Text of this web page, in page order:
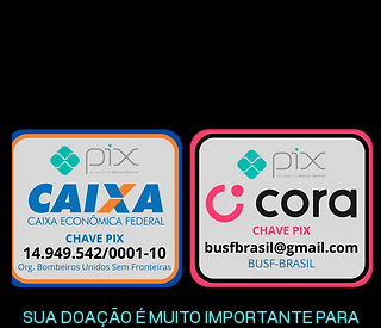
SUA DOAÇÃO É MUITO IMPORTANTE PARA